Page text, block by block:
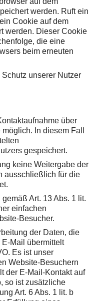
werden. Ruft ein
Cookie auf dem
werden. Dieser Cookie
die eine
beim erneuten
unserer Nutzer
über
In diesem Fall
gespeichert.
keine Weitergabe der
ausschließlich für die
Art. 13 Abs. 1 lit.
einfachen
Besucher.
der Daten, die
Mail übermittelt
Es ist unser
Website-Besuchern
der E-Mail-Kontakt auf
so ist zusätzliche
Art. 6 Abs. 1 lit. b